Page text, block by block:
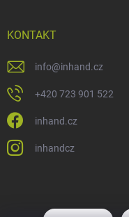
KONTAKT
info@inhand.cz
+420 723 901 522
inhand.cz
inhandcz